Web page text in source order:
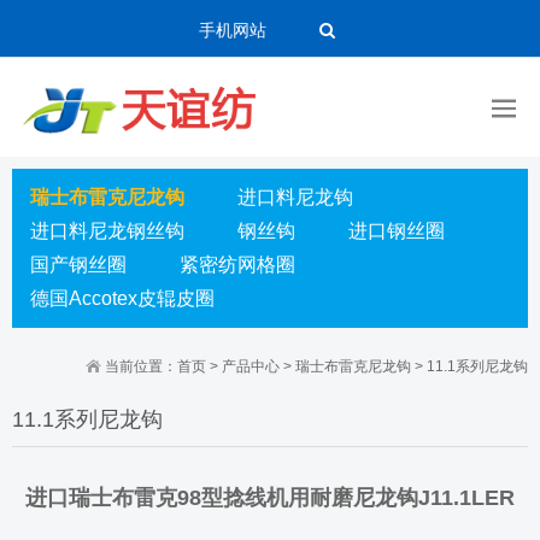
手机网站
瑞士布雷克尼龙钩
进口料尼龙钩
进口料尼龙钢丝钩
钢丝钩
进口钢丝圈
国产钢丝圈
紧密纺网格圈
德国Accotex皮辊皮圈
当前位置： 首页 > 产品中心 > 瑞士布雷克尼龙钩 > 11.1系列尼龙钩
11.1系列尼龙钩
进口瑞士布雷克98型捻线机用耐磨尼龙钩J11.1LER